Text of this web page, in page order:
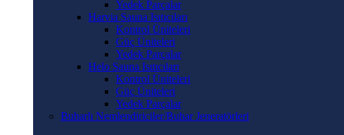
Yedek Parçalar
Harvia Sauna Isıtıcıları
Kontrol Üniteleri
Güç Üniteleri
Yedek Parçalar
Helo Sauna Isıtıcıları
Kontrol Üniteleri
Güç Üniteleri
Yedek Parçalar
Buharlı Nemlendiriciler/Buhar Jeneratörleri